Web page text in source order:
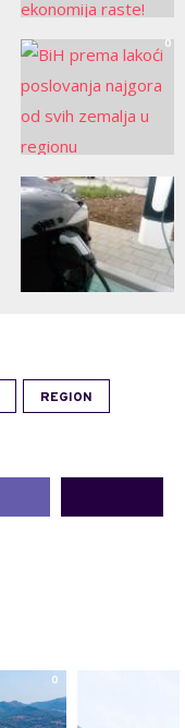
0
0
REGION
0